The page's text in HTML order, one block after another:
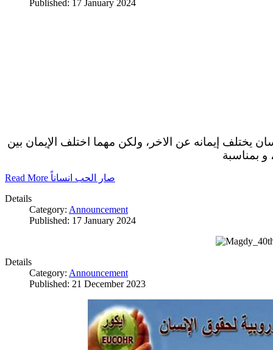
Published: 17 January 2024
يختلف إيمانه عن الاخر، ولكن مهما اختلف الإيمان بين
و بمناسبة
Read More صار الحب انساناً
Details
Category: Announcement
Published: 17 January 2024
Details
Category: Announcement
Published: 21 December 2023